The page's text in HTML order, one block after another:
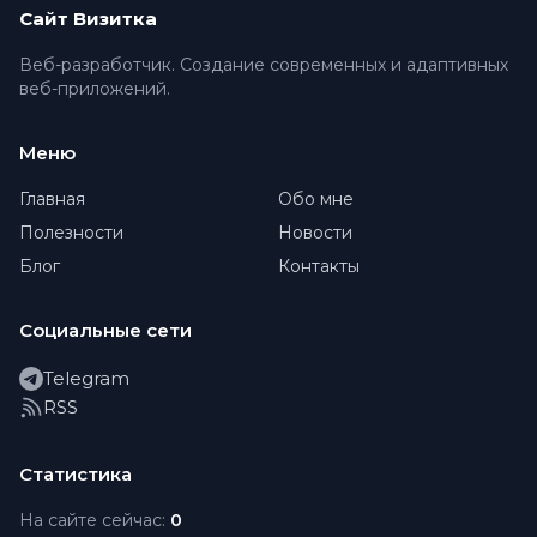
Сайт Визитка
Веб-разработчик. Создание современных и адаптивных
веб-приложений.
Меню
Главная
Обо мне
Полезности
Новости
Блог
Контакты
Социальные сети
Telegram
RSS
Статистика
На сайте сейчас: 0